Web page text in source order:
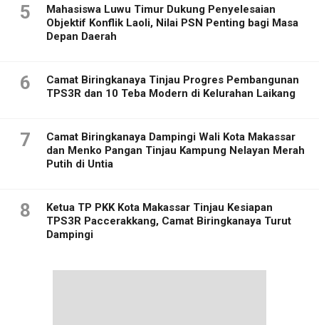
5
Mahasiswa Luwu Timur Dukung Penyelesaian
Objektif Konflik Laoli, Nilai PSN Penting bagi Masa
Depan Daerah
6
Camat Biringkanaya Tinjau Progres Pembangunan
TPS3R dan 10 Teba Modern di Kelurahan Laikang
7
Camat Biringkanaya Dampingi Wali Kota Makassar
dan Menko Pangan Tinjau Kampung Nelayan Merah
Putih di Untia
8
Ketua TP PKK Kota Makassar Tinjau Kesiapan
TPS3R Paccerakkang, Camat Biringkanaya Turut
Dampingi